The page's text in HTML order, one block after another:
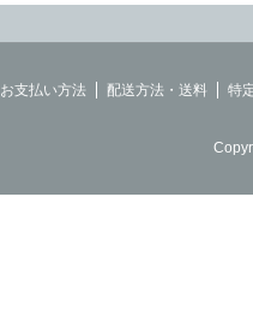
お支払い方法 配送方法・送料 特